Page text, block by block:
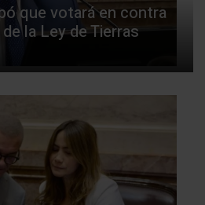
que votará en contra
la Ley de Tierras